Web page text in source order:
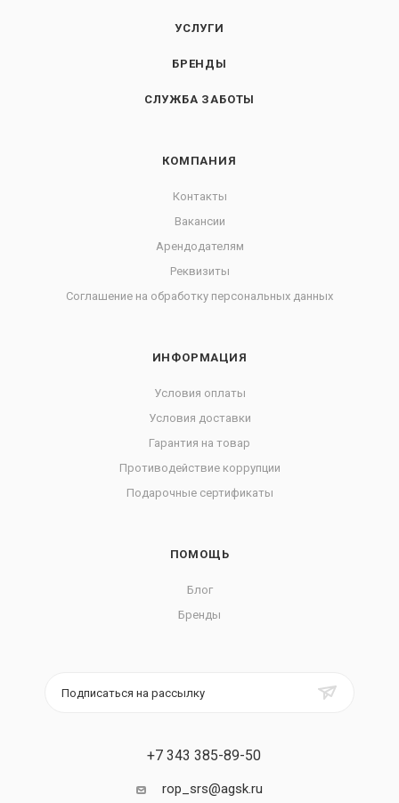
УСЛУГИ
БРЕНДЫ
СЛУЖБА ЗАБОТЫ
КОМПАНИЯ
Контакты
Вакансии
Арендодателям
Реквизиты
Соглашение на обработку персональных данных
ИНФОРМАЦИЯ
Условия оплаты
Условия доставки
Гарантия на товар
Противодействие коррупции
Подарочные сертификаты
ПОМОЩЬ
Блог
Бренды
Подписаться на рассылку
+7 343 385-89-50
rop_srs@agsk.ru